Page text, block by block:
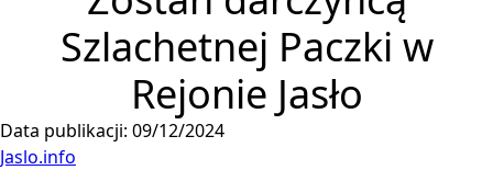
Szlachetnej Paczki w
Rejonie Jasło
Data publikacji: 09/12/2024
Jaslo.info